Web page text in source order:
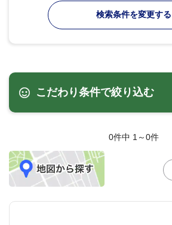
検索条件を変更する
こだわり条件で絞り込む
0件中 1～0件